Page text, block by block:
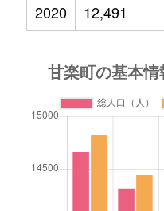
2020
12,491